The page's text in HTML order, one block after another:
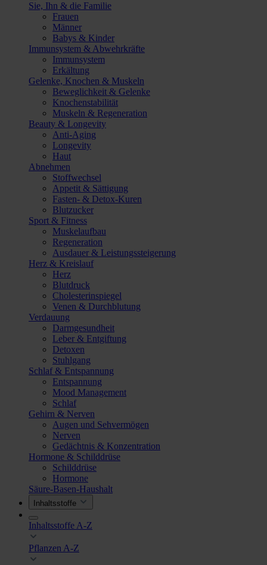
Sie, Ihn & die Familie
Frauen
Männer
Babys & Kinder
Immunsystem & Abwehrkräfte
Immunsystem
Erkältung
Gelenke, Knochen & Muskeln
Beweglichkeit & Gelenke
Knochenstabilität
Muskeln & Regeneration
Beauty & Longevity
Anti-Aging
Longevity
Haut
Abnehmen
Stoffwechsel
Appetit & Sättigung
Fasten- & Detox-Kuren
Blutzucker
Sport & Fitness
Muskelaufbau
Regeneration
Ausdauer & Leistungssteigerung
Herz & Kreislauf
Herz
Blutdruck
Cholesterinspiegel
Venen & Durchblutung
Verdauung
Darmgesundheit
Leber & Entgiftung
Detoxen
Stuhlgang
Schlaf & Entspannung
Entspannung
Mood Management
Schlaf
Gehirn & Nerven
Augen und Sehvermögen
Nerven
Gedächtnis & Konzentration
Hormone & Schilddrüse
Schilddrüse
Hormone
Säure-Basen-Haushalt
Inhaltsstoffe
Inhaltsstoffe A-Z
Pflanzen A-Z